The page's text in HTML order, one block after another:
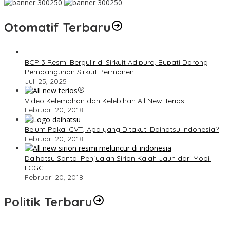
Otomatif Terbaru
BCP 3 Resmi Bergulir di Sirkuit Adipura, Bupati Dorong
Pembangunan Sirkuit Permanen
Juli 25, 2025
Video Kelemahan dan Kelebihan All New Terios
Februari 20, 2018
Belum Pakai CVT, Apa yang Ditakuti Daihatsu Indonesia?
Februari 20, 2018
Daihatsu Santai Penjualan Sirion Kalah Jauh dari Mobil
LCGC
Februari 20, 2018
Politik Terbaru